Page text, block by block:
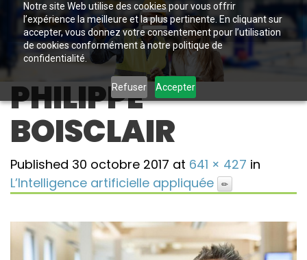
Notre site Web utilise des cookies pour vous offrir
l’expérience la meilleure et la plus pertinente. En cliquant sur
accepter, vous donnez votre consentement pour l’utilisation
de cookies conformément à notre politique de
confidentialité.
Refuser Accepter
PHILIPPE
BOISCLAIR
Published 30 octobre 2017 at 641 × 427 in
L’Intelligence artificielle appliquée